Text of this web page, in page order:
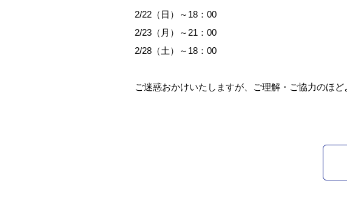
2/22（日）～18：00
2/23（月）～21：00
2/28（土）～18：00
ご迷惑おかけいたしますが、ご理解・ご協力のほど